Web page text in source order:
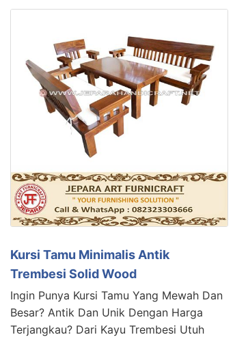
Kursi Tamu Minimalis Antik
Trembesi Solid Wood
Ingin Punya Kursi Tamu Yang Mewah Dan
Besar? Antik Dan Unik Dengan Harga
Terjangkau? Dari Kayu Trembesi Utuh